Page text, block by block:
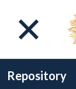
Repository